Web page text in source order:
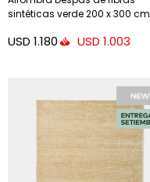
sintéticas verde 200 x 300 cm
USD 1.180 USD 1.003